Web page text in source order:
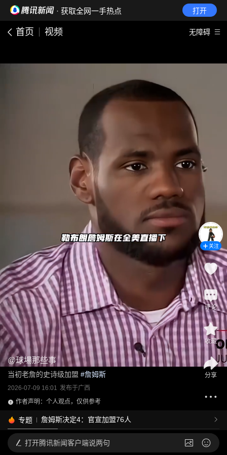
· 获取全网一手热点 打开
首页 视频 无障碍
@球場那些事
当初老詹的史诗级加盟 #詹姆斯
2026-07-09 16:01 发布于广西
作者声明：个人观点，仅供参考
专题 詹姆斯决定4：官宣加盟76人
关注
评论
收藏
分享
打开腾讯新闻客户端说两句